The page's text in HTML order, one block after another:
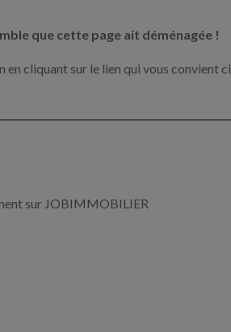
que cette page ait déménagée !
en cliquant sur le lien qui vous convient
sur JOBIMMOBILIER